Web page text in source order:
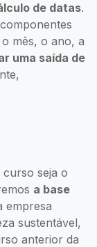
de datas.
mês, o ano, a
uma saída de
seja o
a base
empresa
sustentável,
anterior da